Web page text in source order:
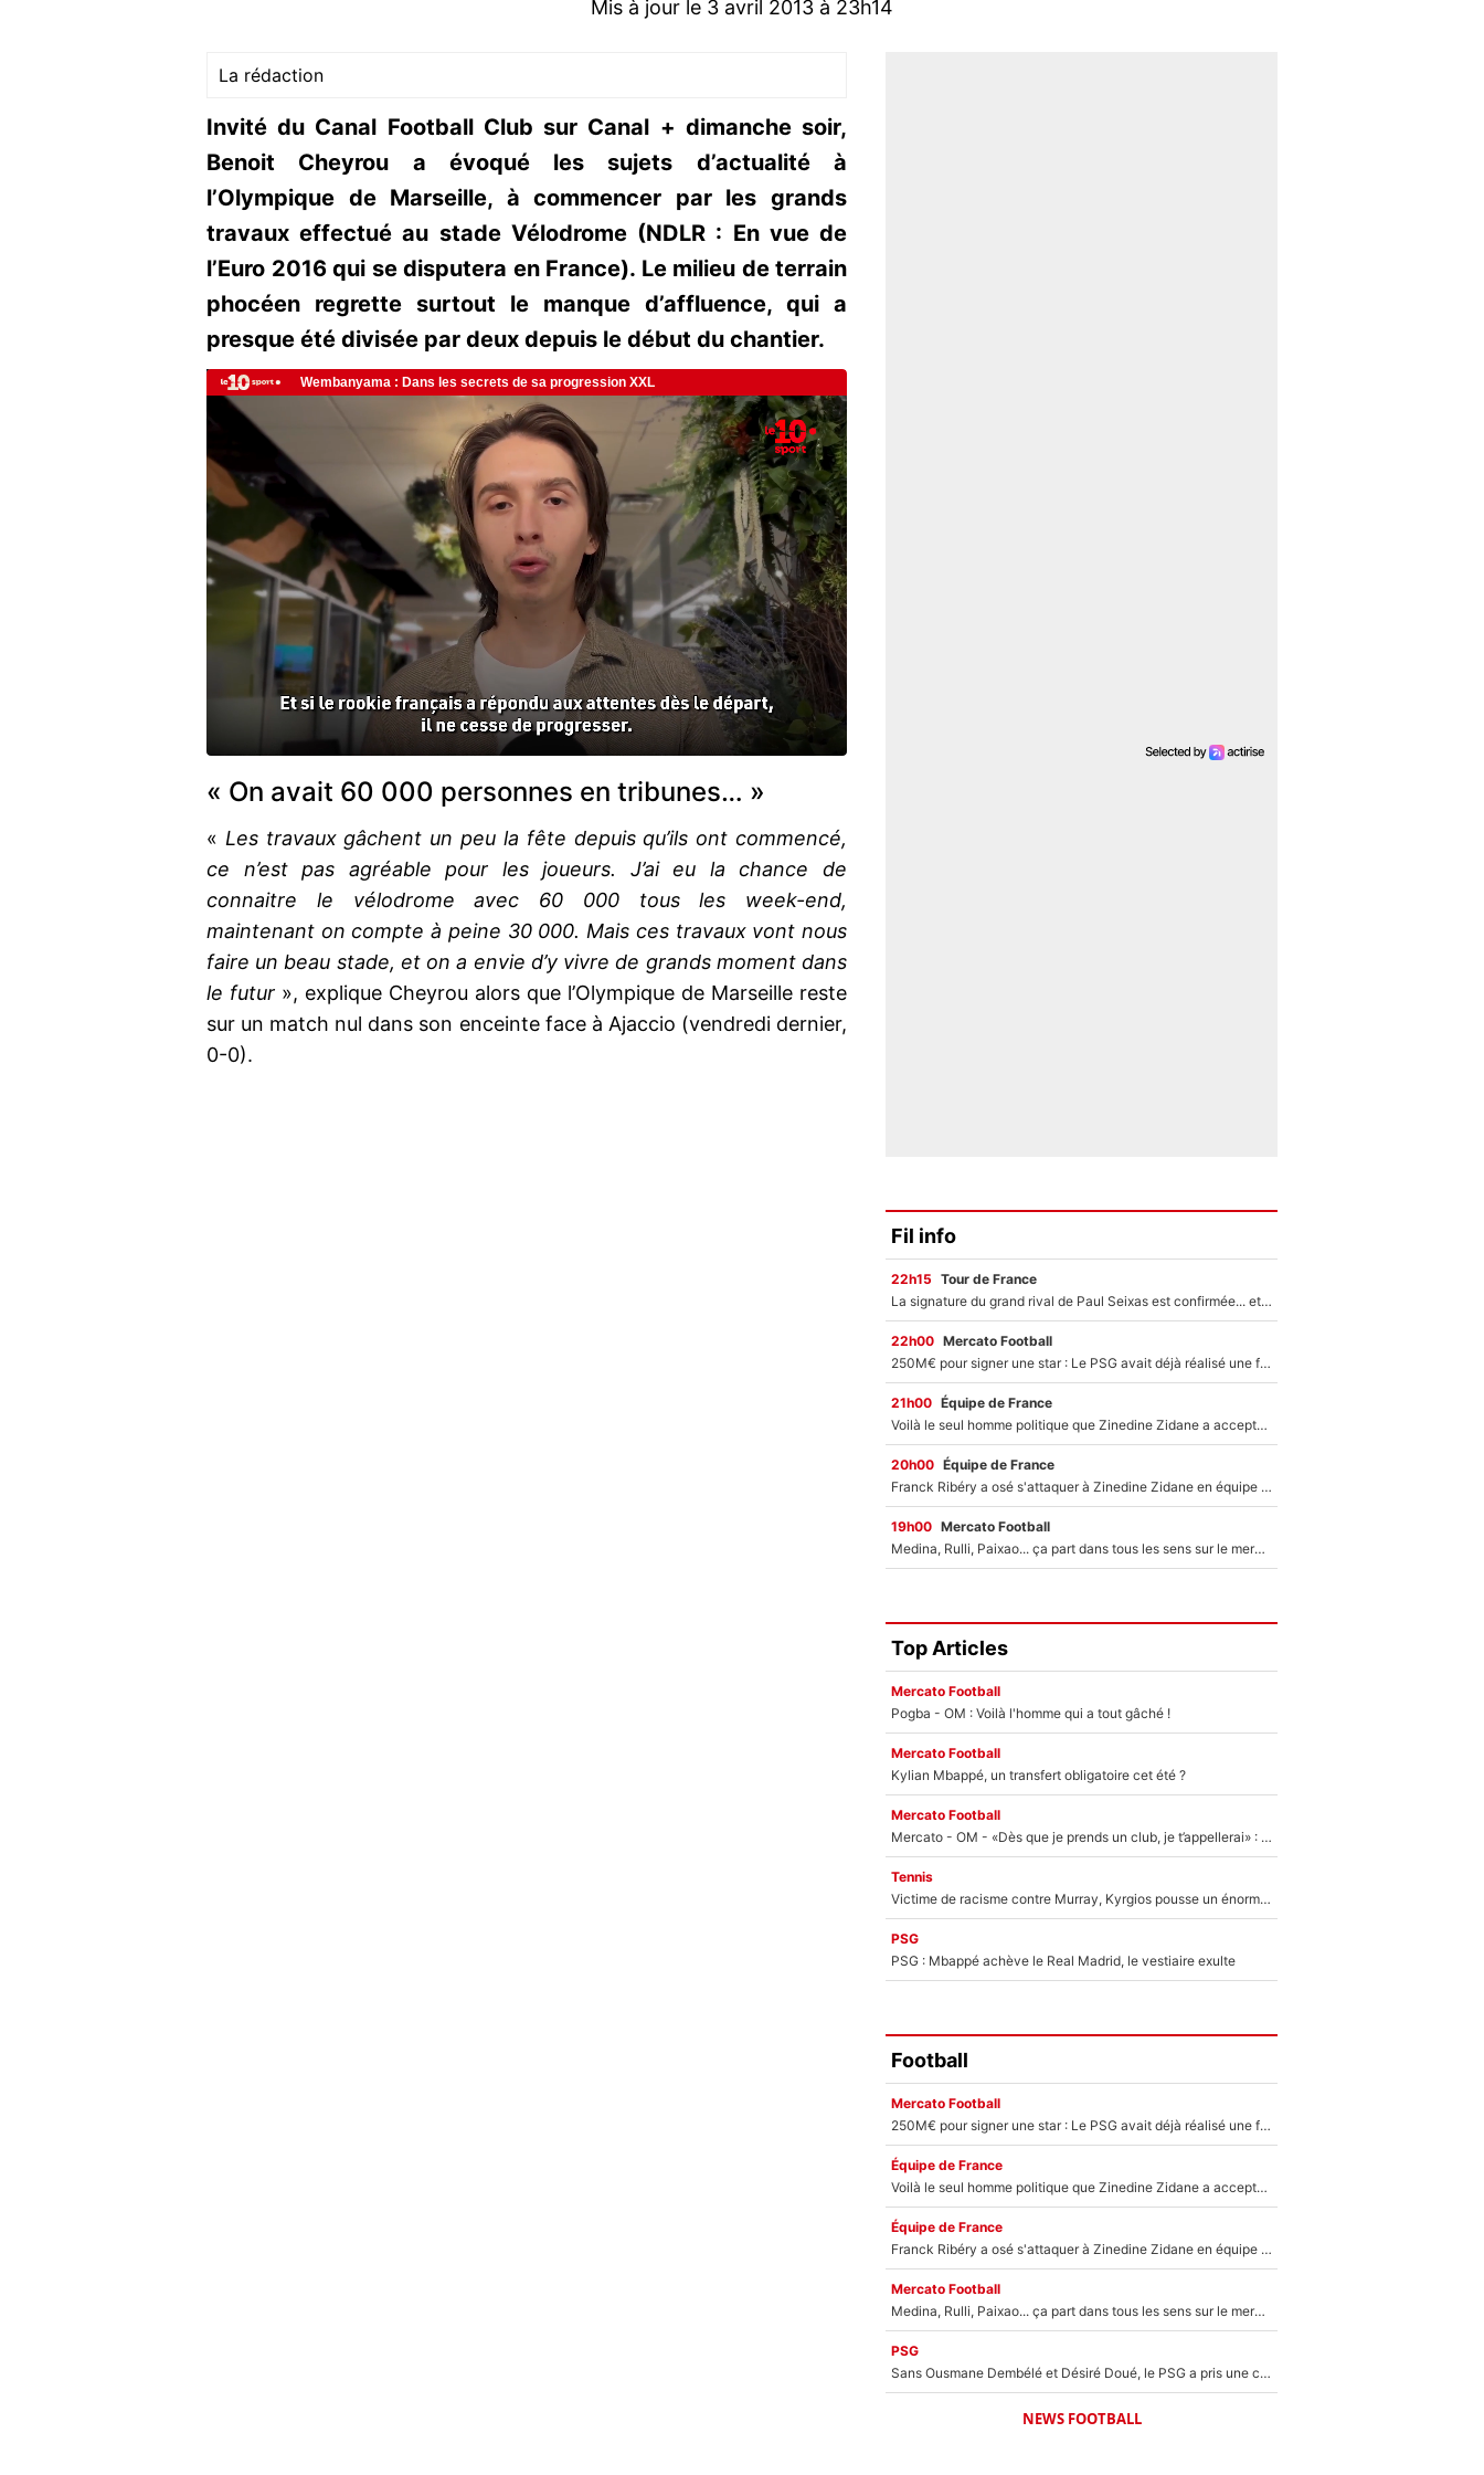
Mis à jour le 3 avril 2013 à 23h14
La rédaction
Invité du Canal Football Club sur Canal + dimanche soir,
Benoit Cheyrou a évoqué les sujets d’actualité à
l’Olympique de Marseille, à commencer par les grands
travaux effectué au stade Vélodrome (NDLR : En vue de
l’Euro 2016 qui se disputera en France). Le milieu de terrain
phocéen regrette surtout le manque d’affluence, qui a
presque été divisée par deux depuis le début du chantier.
« On avait 60 000 personnes en tribunes… »
« Les travaux gâchent un peu la fête depuis qu’ils ont commencé,
ce n’est pas agréable pour les joueurs. J’ai eu la chance de
connaitre le vélodrome avec 60 000 tous les week-end,
maintenant on compte à peine 30 000. Mais ces travaux vont nous
faire un beau stade, et on a envie d’y vivre de grands moment dans
le futur », explique Cheyrou alors que l’Olympique de Marseille reste
sur un match nul dans son enceinte face à Ajaccio (vendredi dernier,
0-0).
Fil info
22h15 Tour de France
La signature du grand rival de Paul Seixas est confirmée... et c'est une excellente nouvelle pour l'équipe Decathlon-CMA CGM !
22h00 Mercato Football
250M€ pour signer une star : Le PSG avait déjà réalisé une folie sur le mercato bien avant Neymar !
21h00 Équipe de France
Voilà le seul homme politique que Zinedine Zidane a accepté dans son entourage : «Je garde un très bon souvenir de lui»
20h00 Équipe de France
Franck Ribéry a osé s'attaquer à Zinedine Zidane en équipe de France : «Je n'aurais jamais fait ça»
19h00 Mercato Football
Medina, Rulli, Paixao... ça part dans tous les sens sur le mercato de l'OM : Frank McCourt va enfin récupérer l'argent qu'il attend ?
Top Articles
Mercato Football
Pogba - OM : Voilà l'homme qui a tout gâché !
Mercato Football
Kylian Mbappé, un transfert obligatoire cet été ?
Mercato Football
Mercato - OM - «Dès que je prends un club, je t’appellerai» : La promesse de Marcelino au moment de claquer la porte
Tennis
Victime de racisme contre Murray, Kyrgios pousse un énorme coup de gueule !
PSG
PSG : Mbappé achève le Real Madrid, le vestiaire exulte
Football
Mercato Football
250M€ pour signer une star : Le PSG avait déjà réalisé une folie sur le mercato bien avant Neymar !
Équipe de France
Voilà le seul homme politique que Zinedine Zidane a accepté dans son entourage : «Je garde un très bon souvenir de lui»
Équipe de France
Franck Ribéry a osé s'attaquer à Zinedine Zidane en équipe de France : «Je n'aurais jamais fait ça»
Mercato Football
Medina, Rulli, Paixao... ça part dans tous les sens sur le mercato de l'OM : Frank McCourt va enfin récupérer l'argent qu'il attend ?
PSG
Sans Ousmane Dembélé et Désiré Doué, le PSG a pris une correction face à Majorque : Luis Enrique attend avec impatience des renforts !
NEWS FOOTBALL